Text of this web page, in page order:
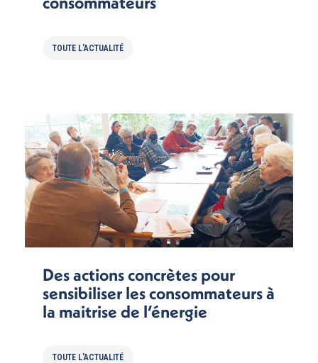
TOUTE L'ACTUALITÉ
Des actions concrètes pour
sensibiliser les consommateurs à
la maitrise de l’énergie
TOUTE L'ACTUALITÉ